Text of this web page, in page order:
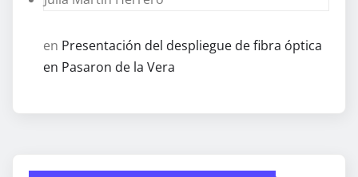
en Presentación del despliegue de fibra óptica
en Pasaron de la Vera